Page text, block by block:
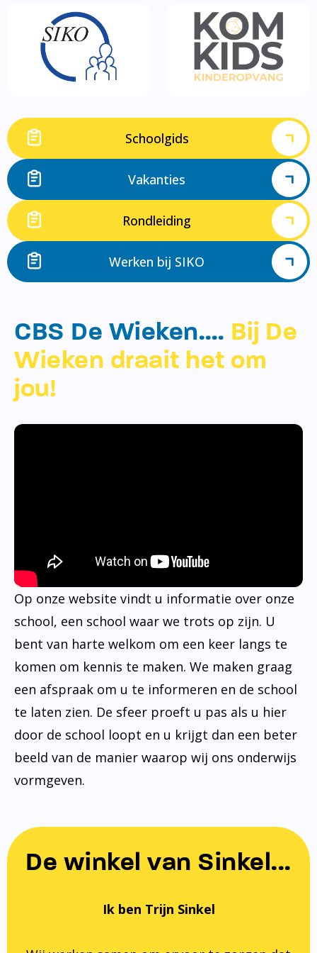
Schoolgids
Vakanties
Rondleiding
Werken bij SIKO
CBS De Wieken…. Bij De
Wieken draait het om
jou!
Op onze website vindt u informatie over onze
school, een school waar we trots op zijn. U
bent van harte welkom om een keer langs te
komen om kennis te maken. We maken graag
een afspraak om u te informeren en de school
te laten zien. De sfeer proeft u pas als u hier
door de school loopt en u krijgt dan een beter
beeld van de manier waarop wij ons onderwijs
vormgeven.
De winkel van Sinkel...
Ik ben Trijn Sinkel